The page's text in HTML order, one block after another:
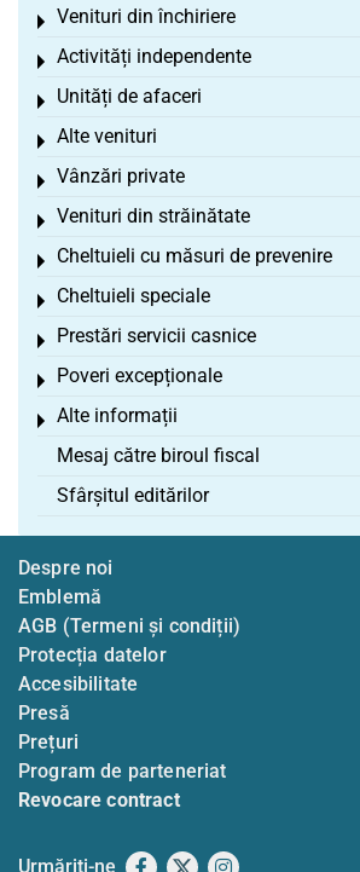
Venituri din închiriere
Toggle menu
Activități independente
Toggle menu
Unități de afaceri
Toggle menu
Alte venituri
Toggle menu
Vânzări private
Toggle menu
Venituri din străinătate
Toggle menu
Cheltuieli cu măsuri de prevenire
Toggle menu
Cheltuieli speciale
Toggle menu
Prestări servicii casnice
Toggle menu
Poveri excepționale
Toggle menu
Alte informații
Toggle menu
Mesaj către biroul fiscal
Sfârșitul editărilor
Despre noi
Emblemă
AGB (Termeni și condiții)
Protecția datelor
Accesibilitate
Presă
Prețuri
Program de parteneriat
Revocare contract
Urmăriți-ne Facebook
X Instagram